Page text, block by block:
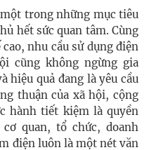
trong những mục tiêu
hết sức quan tâm. Cùng
nhu cầu sử dụng điện
cũng không ngừng gia
hiệu quả đang là yêu cầu
thuận của xã hội, cộng
hành tiết kiệm là quyền
quan, tổ chức, doanh
điện luôn là một nét văn